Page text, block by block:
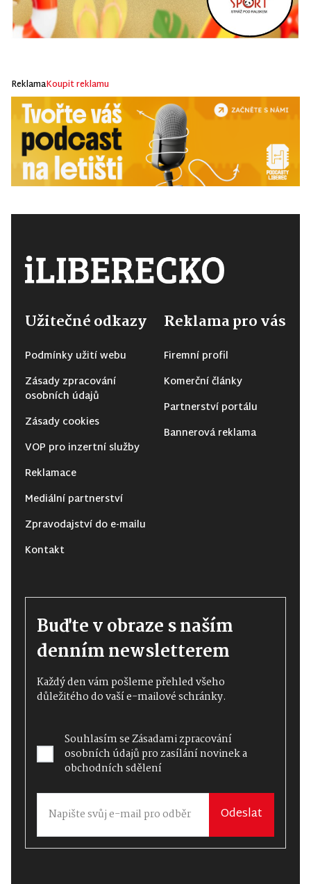
ReklamaKoupit reklamu
Užitečné odkazy
Podmínky užití webu
Zásady zpracování
osobních údajů
Zásady cookies
VOP pro inzertní služby
Reklamace
Mediální partnerství
Zpravodajství do e-mailu
Kontakt
Reklama pro vás
Firemní profil
Komerční články
Partnerství portálu
Bannerová reklama
Buďte v obraze s naším
denním newsletterem
Každý den vám pošleme přehled všeho
důležitého do vaší e-mailové schránky.
Souhlasím seZásadami zpracování
osobních údajůpro zasílání novinek a
obchodních sdělení
Odeslat